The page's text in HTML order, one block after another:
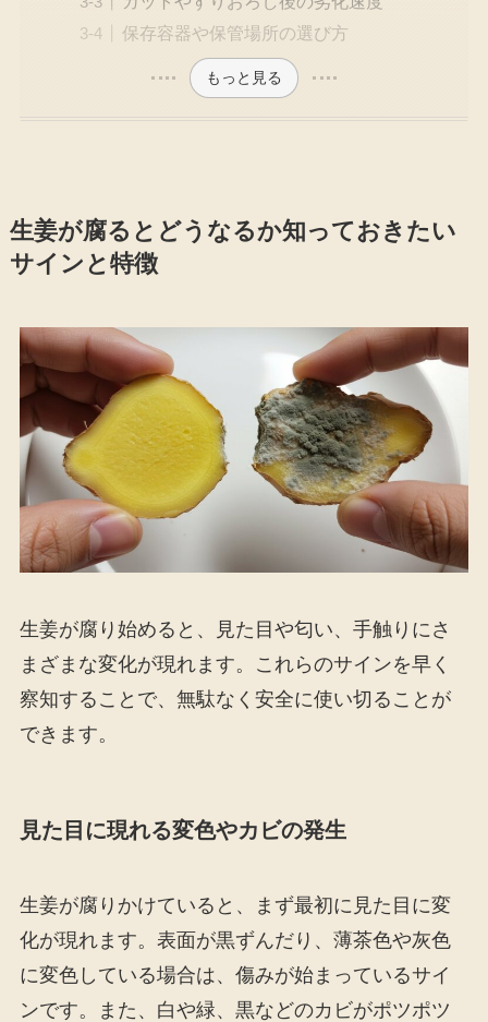
保存容器や保管場所の選び方
もっと見る
生姜が腐るとどうなるか知っておきたい
サインと特徴
生姜が腐り始めると、見た目や匂い、手触りにさ
まざまな変化が現れます。これらのサインを早く
察知することで、無駄なく安全に使い切ることが
できます。
見た目に現れる変色やカビの発生
生姜が腐りかけていると、まず最初に見た目に変
化が現れます。表面が黒ずんだり、薄茶色や灰色
に変色している場合は、傷みが始まっているサイ
ンです。また、白や緑、黒などのカビがポツポツ